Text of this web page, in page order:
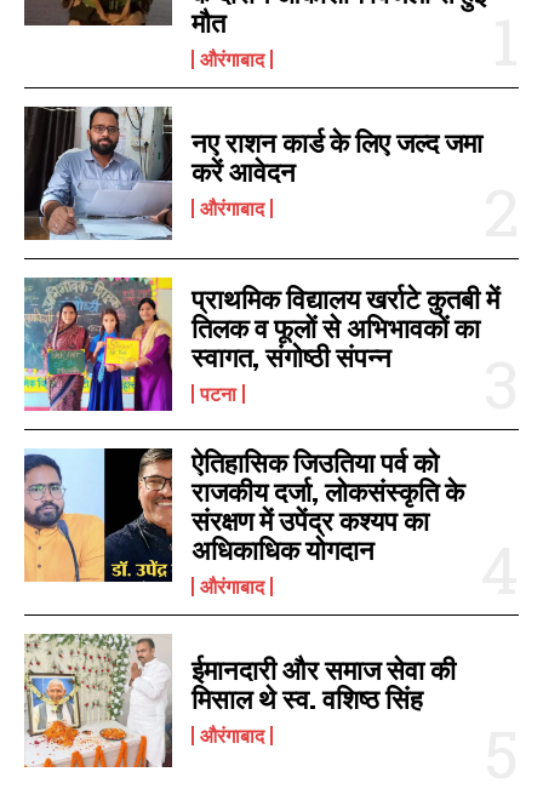
I WANT IN
मौत
औरंगाबाद
नए राशन कार्ड के लिए जल्द जमा
करें आवेदन
औरंगाबाद
प्राथमिक विद्यालय खर्राटे कुतबी में
तिलक व फूलों से अभिभावकों का
स्वागत, संगोष्ठी संपन्न
पटना
ऐतिहासिक जिउतिया पर्व को
राजकीय दर्जा, लोकसंस्कृति के
संरक्षण में उपेंद्र कश्यप का
अधिकाधिक योगदान
औरंगाबाद
ईमानदारी और समाज सेवा की
मिसाल थे स्व. वशिष्ठ सिंह
औरंगाबाद